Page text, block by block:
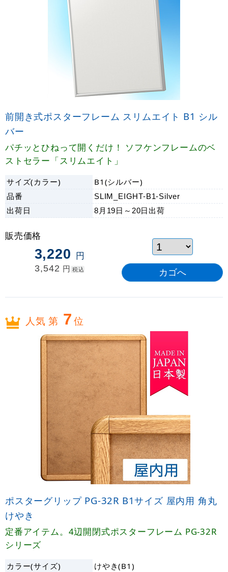
前開き式ポスターフレーム スリムエイト B1 シル
バー
パチッとひねって開くだけ！ ソフケンフレームのベ
ストセラー「スリムエイト」
サイズ(カラー)
B1(シルバー)
品番
SLIM_EIGHT-B1-Silver
出荷日 8月19日～20日 出荷
販売価格
3,220 円
3,542 円 税込
人気 第 7位
ポスターグリップ PG-32R B1サイズ 屋内用 角丸
けやき
定番アイテム。4辺開閉式ポスターフレーム PG-32R
シリーズ
カラー(サイズ)
けやき(B1)